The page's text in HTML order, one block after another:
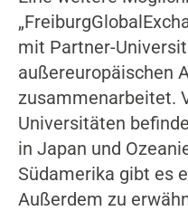
mit Partner-
außereuropäischen
zusammenarbeitet.
Universitäten
in Japan und
Südamerika gibt es
Außerdem zu